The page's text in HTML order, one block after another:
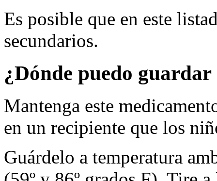
Es posible que en este
secundarios.
¿Dónde puedo
Mantenga este
en un recipiente que los
Guárdelo a temperatura